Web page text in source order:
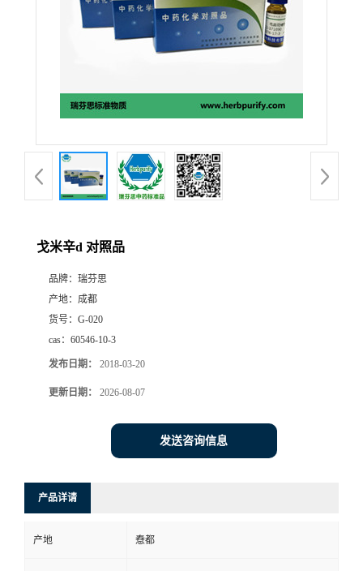
产
联
戈米辛d 对照品
品牌： 瑞芬思
产地： 成都
货号： G-020
cas： 60546-10-3
发布日期： 2018-03-20
更新日期： 2026-08-07
发送咨询信息
产品详请
产地 憃都